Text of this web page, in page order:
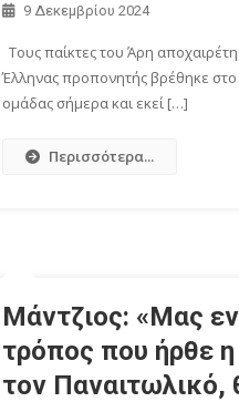
9 Δεκεμβρίου 2024
Τους παίκτες του Άρη
Έλληνας προπονητής βρέθηκε
ομάδας σήμερα και εκεί […]
Περισσότερα...
Μάντζιος: «Μας
τρόπος που ήρθε
τον Παναιτωλικό,